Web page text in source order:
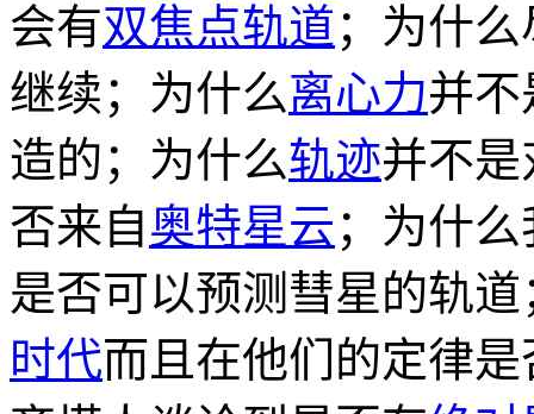
会有双焦点轨道；为什
继续；为什么离心力并不
造的；为什么轨迹并不
否来自奥特星云；为什
是否可以预测彗星的轨
时代而且在他们的定律是